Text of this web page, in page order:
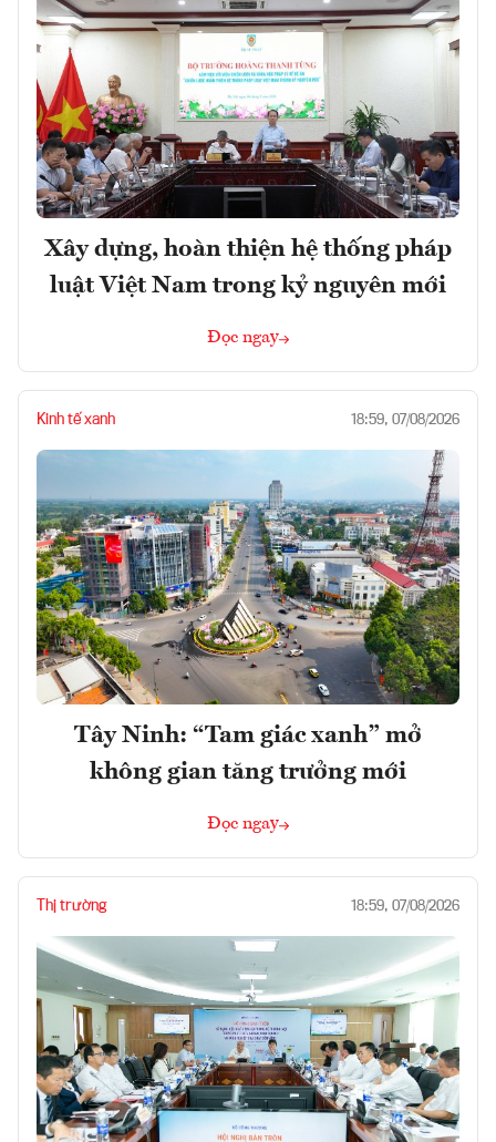
Xây dựng, hoàn thiện hệ thống pháp
luật Việt Nam trong kỷ nguyên mới
Đọc ngay
Kinh tế xanh 18:59, 07/08/2026
Tây Ninh: “Tam giác xanh” mở
không gian tăng trưởng mới
Đọc ngay
Thị trường 18:59, 07/08/2026